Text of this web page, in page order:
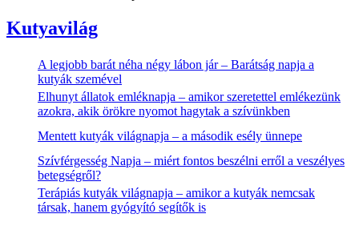
Kutyavilág
A legjobb barát néha négy lábon jár – Barátság napja a
kutyák szemével
Elhunyt állatok emléknapja – amikor szeretettel emlékezünk
azokra, akik örökre nyomot hagytak a szívünkben
Mentett kutyák világnapja – a második esély ünnepe
Szívférgesség Napja – miért fontos beszélni erről a veszélyes
betegségről?
Terápiás kutyák világnapja – amikor a kutyák nemcsak
társak, hanem gyógyító segítők is